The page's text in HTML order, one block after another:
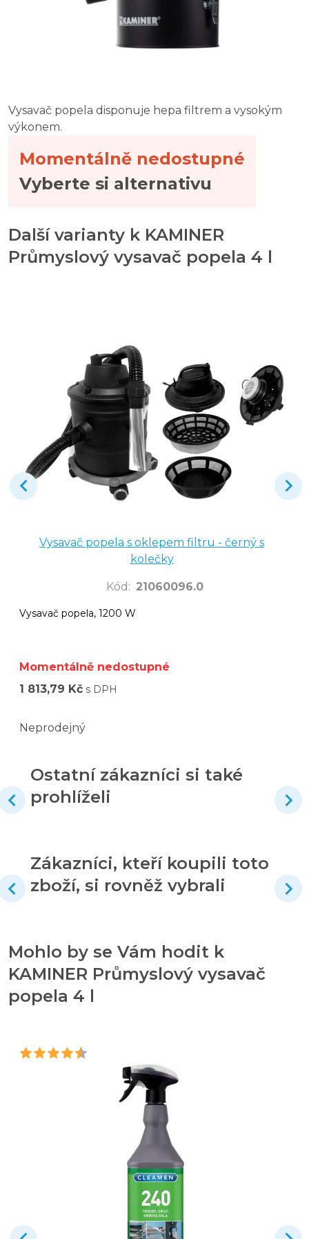
Vysavač popela disponuje hepa filtrem a vysokým
výkonem.
Momentálně nedostupné
Vyberte si alternativu
Další varianty k KAMINER
Průmyslový vysavač popela 4 l
Vysavač popela s oklepem filtru - černý s
kolečky
Kód : 21060096.0
Vysavač popela, 1200 W
Momentálně nedostupné
1 813,79 Kč s DPH
Neprodejný
Ostatní zákazníci si také
prohlíželi
Zákazníci, kteří koupili toto
zboží, si rovněž vybrali
Mohlo by se Vám hodit k
KAMINER Průmyslový vysavač
popela 4 l